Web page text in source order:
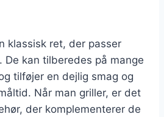
klassisk ret, der passer
De kan tilberedes på mange
tilføjer en dejlig smag og
Når man griller, er det
der komplementerer de